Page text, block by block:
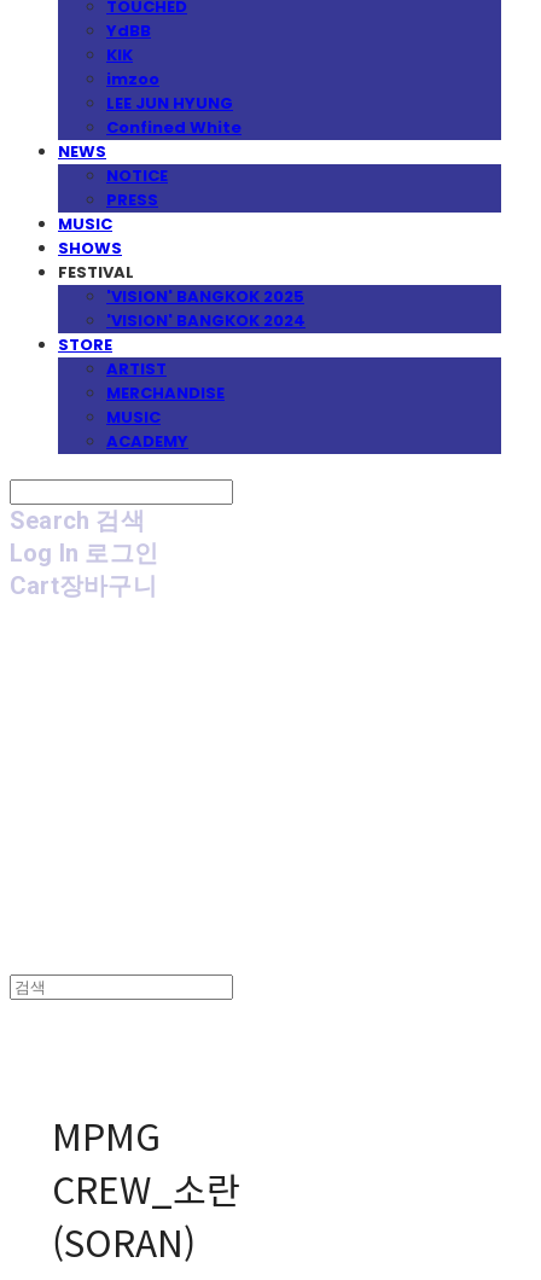
TOUCHED
YdBB
KIK
imzoo
LEE JUN HYUNG
Confined White
NEWS
NOTICE
PRESS
MUSIC
SHOWS
FESTIVAL
'VISION' BANGKOK 2025
'VISION' BANGKOK 2024
STORE
ARTIST
MERCHANDISE
MUSIC
ACADEMY
Search 검색
Log In 로그인
Cart장바구니
MPMG
CREW_소란
(SORAN)